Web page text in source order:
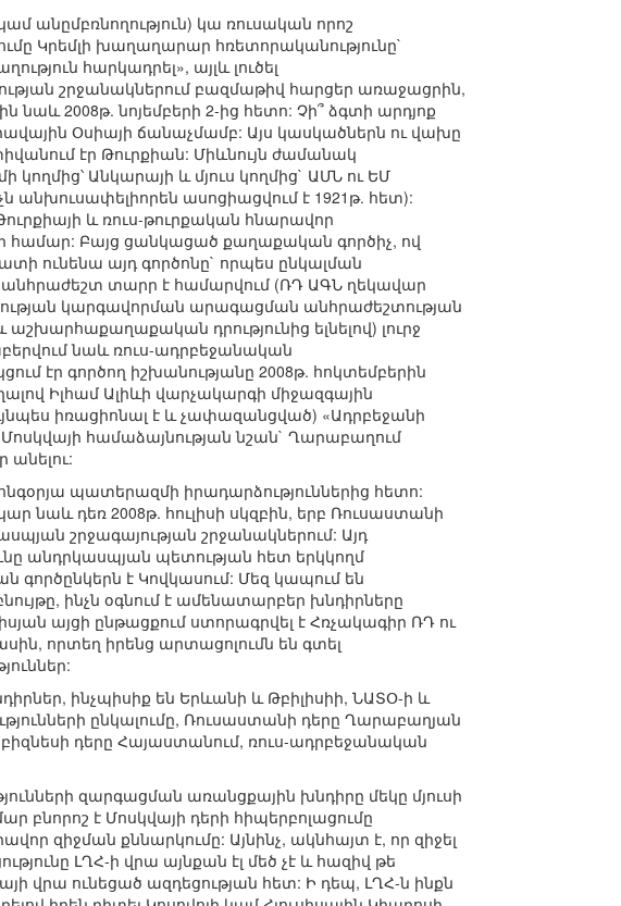
անըմբռնողություն) կա ռուսական որոշ
Կրեմլի խաղաղարար հռետորականությունը`
հարկադրել», այլև լուծել
շրջանակներում բազմաթիվ հարցեր առաջացրին,
2008թ. նոյեմբերի 2-ից հետո: Չի՞ ձգտի արդյոք
Օսիայի ճանաչմամբ: Այս կասկածներն ու վախը
էր Թուրքիան: Միևնույն ժամանակ
կողմից՝ Անկարայի և մյուս կողմից` ԱՄՆ ու ԵՄ
ասոցիացվում է 1921թ. հետ):
և ռուս-թուրքական հնարավոր
համար: Բայց ցանկացած քաղաքական գործիչ, ով
ունենա այդ գործոնը` որպես ընկալման
տարր է համարվում (ՌԴ ԱԳՆ ղեկավար
կարգավորման արագացման անհրաժեշտության
դրությունից ելնելով) լուրջ
նաև ռուս-ադրբեջանական
էր գործող իշխանությանը 2008թ. հոկտեմբերին
Իլհամ Ալիևի վարչակարգի միջազգային
իռացիոնալ է և չափազանցված) «Ադրբեջանի
համաձայնության նշան` Ղարաբաղում
պատերազմի իրադարձություններից հետո:
նաև դեռ 2008թ. հուլիսի սկզբին, երբ Ռուսաստանի
շրջագայության շրջանակներում: Այդ
անդրկասպյան պետության հետ երկկողմ
է Կովկասում: Մեզ կապում են
ինչն օգնում է ամենատարբեր խնդիրները
այցի ընթացքում ստորագրվել է Հռչակագիր ՌԴ ու
որտեղ իրենց արտացոլումն են գտել
ինչպիսիք են Երևանի և Թբիլիսիի, ՆԱՏՕ-ի և
ընկալումը, Ռուսաստանի դերը Ղարաբաղյան
դերը Հայաստանում, ռուս-ադրբեջանական
զարգացման առանցքային խնդիրը մեկը մյուսի
է Մոսկվայի դերի հիպերբոլացումը
զիջման քննարկումը: Այնինչ, ակնհայտ է, որ զիջել
ԼՂՀ-ի վրա այնքան էլ մեծ չէ և հազիվ թե
վրա ունեցած ազդեցության հետ: Ի դեպ, ԼՂՀ-ն ինքն